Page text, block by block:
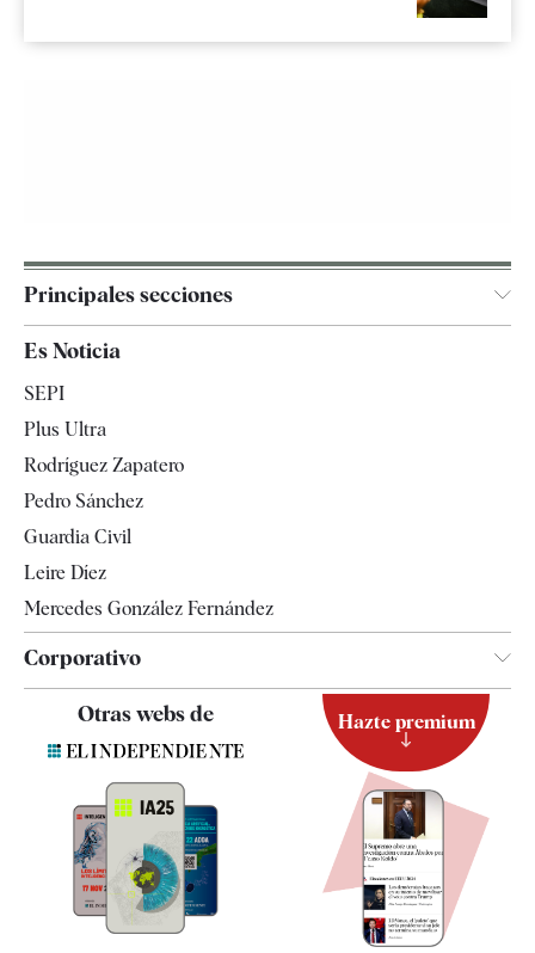
Principales secciones
España
Televisión
Es Noticia
SEPI
Plus Ultra
Rodríguez Zapatero
Pedro Sánchez
Guardia Civil
Leire Díez
Mercedes González Fernández
Corporativo
Contacto
Quiénes somos
Especificaciones
Otras webs de Hazte premium